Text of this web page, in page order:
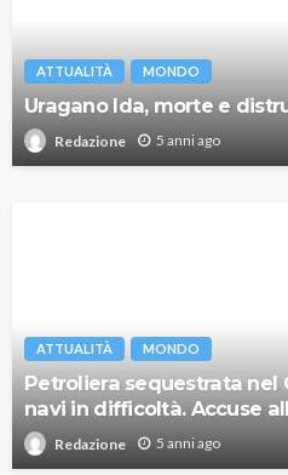
ATTUALITÀ MONDO
Uragano Ida, morte e
Redazione 5 anni ago
ATTUALITÀ MONDO
Petroliera sequestrata nel
navi in difficoltà. Accuse
Redazione 5 anni ago